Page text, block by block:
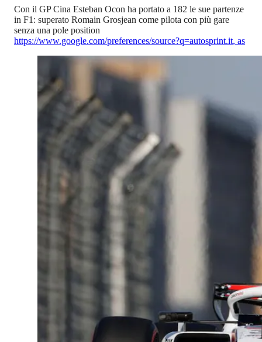
Con il GP Cina Esteban Ocon ha portato a 182 le sue partenze
in F1: superato Romain Grosjean come pilota con più gare
senza una pole position
https://www.google.com/preferences/source?q=autosprint.it, as